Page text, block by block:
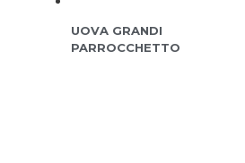
UOVA GRANDI
PARROCCHETTO